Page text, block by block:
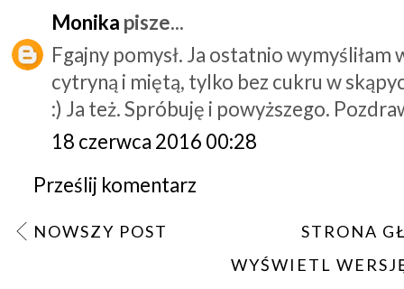
Monika pisze...
Fgajny pomysł. Ja ostatnio wymyśliłam
cytryną i miętą, tylko bez cukru w
:) Ja też. Spróbuję i powyższego.
18 czerwca 2016 00:28
Prześlij komentarz
NOWSZY POST
STRONA
WYŚWIETL